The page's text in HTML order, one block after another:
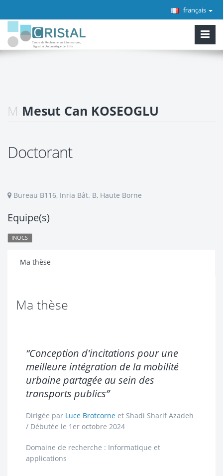
français
M Mesut Can KOSEOGLU
Doctorant
Bureau B116, Inria Bât. B, Haute Borne
Equipe(s)
INOCS
Ma thèse
Ma thèse
“Conception d'incitations pour une
meilleure intégration de la mobilité
urbaine partagée au sein des
transports publics”
Dirigée par Luce Brotcorne et Shadi Sharif Azadeh
/ Débutée le 1er octobre 2024
Domaine de recherche : Informatique et
applications